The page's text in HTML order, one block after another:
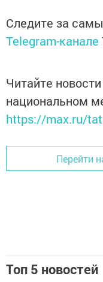
Следите за
Telegram-канале
Читайте
национальном
https://max.ru/
Перейти
Топ 5 новостей